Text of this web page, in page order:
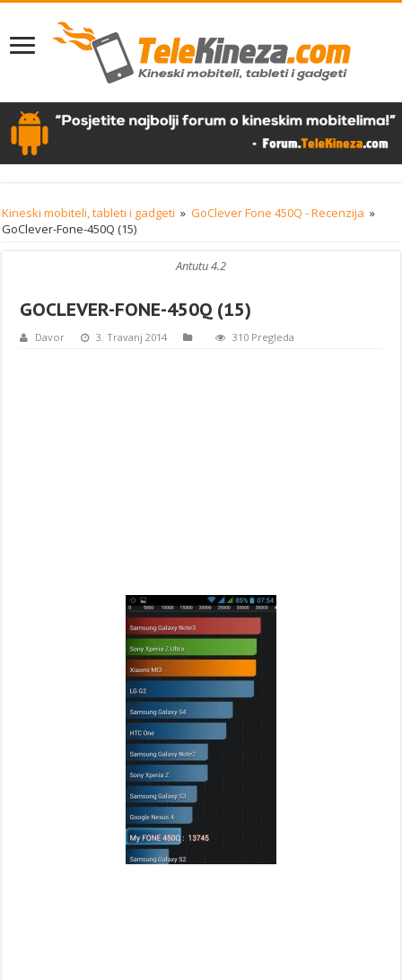
Kineski mobiteli, tableti i gadgeti » GoClever Fone 450Q - Recenzija »
GoClever-Fone-450Q (15)
Antutu 4.2
GOCLEVER-FONE-450Q (15)
Davor 3. Travanj 2014 310 Pregleda